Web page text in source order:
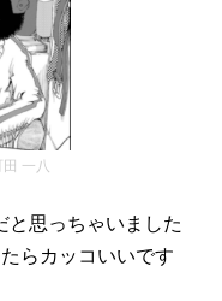
一八
と思っちゃいました
らカッコいいです